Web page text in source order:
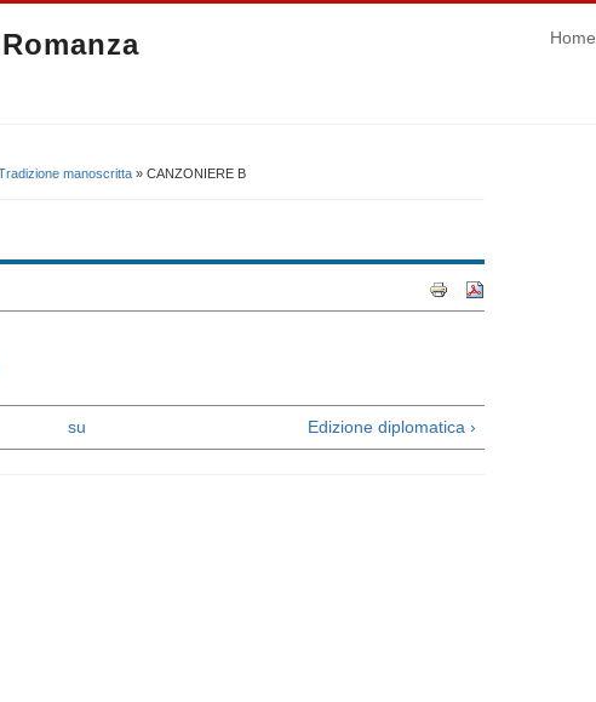
Home
manoscritta » CANZONIERE B
su Edizione diplomatica ›